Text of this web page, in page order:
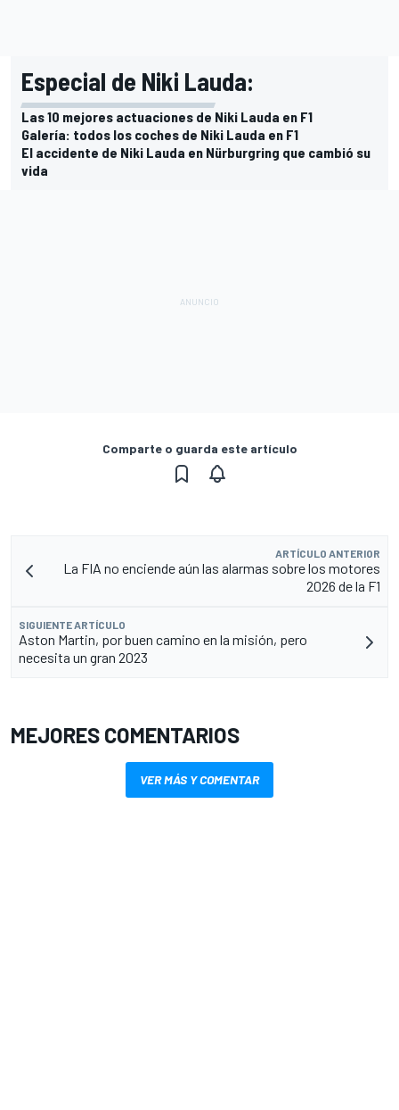
Especial de Niki Lauda:
Las 10 mejores actuaciones de Niki Lauda en F1
Galería: todos los coches de Niki Lauda en F1
El accidente de Niki Lauda en Nürburgring que cambió su
vida
Comparte o guarda este artículo
ARTÍCULO ANTERIOR
La FIA no enciende aún las alarmas sobre los motores
2026 de la F1
SIGUIENTE ARTÍCULO
Aston Martin, por buen camino en la misión, pero
necesita un gran 2023
MEJORES COMENTARIOS
VER MÁS Y COMENTAR